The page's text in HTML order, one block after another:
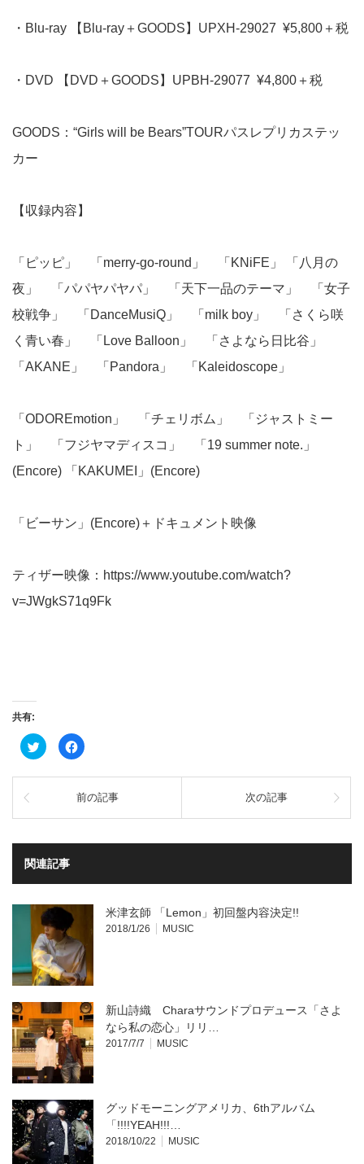
・Blu-ray 【Blu-ray＋GOODS】UPXH-29027 ¥5,800＋税
・DVD 【DVD＋GOODS】UPBH-29077 ¥4,800＋税
GOODS：“Girls will be Bears”TOURパスレプリカステッ
カー
【収録内容】
「ピッピ」 「merry-go-round」 「KNiFE」 「八月の
夜」 「パパヤパヤパ」 「天下一品のテーマ」 「女子
校戦争」 「DanceMusiQ」 「milk boy」 「さくら咲
く青い春」 「Love Balloon」 「さよなら日比谷」
「AKANE」 「Pandora」 「Kaleidoscope」
「ODOREmotion」 「チェリボム」 「ジャストミー
ト」 「フジヤマディスコ」 「19 summer note.」
(Encore) 「KAKUMEI」(Encore)
「ビーサン」(Encore)＋ドキュメント映像
ティザー映像：https://www.youtube.com/watch?
v=JWgkS71q9Fk
共有:
ク
リ
共
(新
い
ウ
ウ
で
開
き
ま
す)
Facebook
で
る
に
ク
ッ
い
ウ
ィ
ン
ド
ウ
開
き
ま
す)
前の記事 次の記事
関連記事
米津玄師 「Lemon」初回盤内容決定!!
2018/1/26 MUSIC
新山詩織 Charaサウンドプロデュース「さよ
なら私の恋心」リリ…
2017/7/7 MUSIC
グッドモーニングアメリカ、6thアルバム
「!!!!YEAH!!!…
2018/10/22 MUSIC